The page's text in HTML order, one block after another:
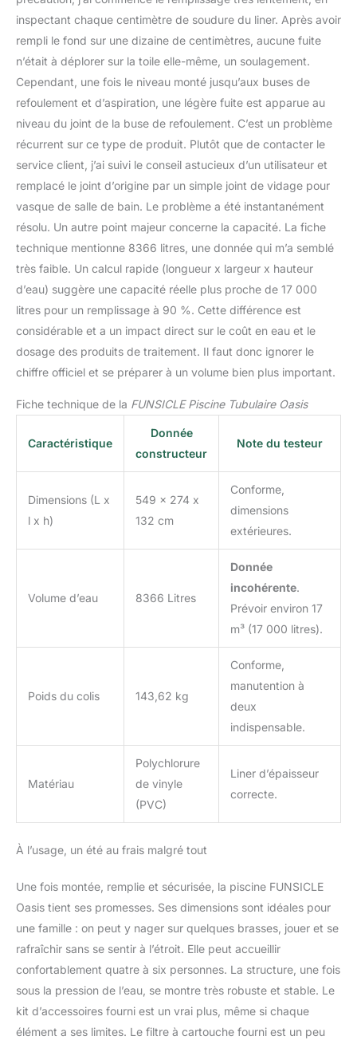
inspectant chaque centimètre de soudure du liner. Après avoir
rempli le fond sur une dizaine de centimètres, aucune fuite
n’était à déplorer sur la toile elle-même, un soulagement.
Cependant, une fois le niveau monté jusqu’aux buses de
refoulement et d’aspiration, une légère fuite est apparue au
niveau du joint de la buse de refoulement. C’est un problème
récurrent sur ce type de produit. Plutôt que de contacter le
service client, j’ai suivi le conseil astucieux d’un utilisateur et
remplacé le joint d’origine par un simple joint de vidage pour
vasque de salle de bain. Le problème a été instantanément
résolu. Un autre point majeur concerne la capacité. La fiche
technique mentionne 8366 litres, une donnée qui m’a semblé
très faible. Un calcul rapide (longueur x largeur x hauteur
d’eau) suggère une capacité réelle plus proche de 17 000
litres pour un remplissage à 90 %. Cette différence est
considérable et a un impact direct sur le coût en eau et le
dosage des produits de traitement. Il faut donc ignorer le
chiffre officiel et se préparer à un volume bien plus important.
Fiche technique de la FUNSICLE Piscine Tubulaire Oasis
Caractéristique
Donnée
constructeur
Note du testeur
Dimensions (L x
l x h)
549 x 274 x
132 cm
Conforme,
dimensions
extérieures.
Volume d’eau 8366 Litres
Donnée
incohérente.
Prévoir environ 17
m³ (17 000 litres).
Poids du colis 143,62 kg
Conforme,
manutention à
deux
indispensable.
Matériau
Polychlorure
de vinyle
(PVC)
Liner d’épaisseur
correcte.
À l’usage, un été au frais malgré tout
Une fois montée, remplie et sécurisée, la piscine FUNSICLE
Oasis tient ses promesses. Ses dimensions sont idéales pour
une famille : on peut y nager sur quelques brasses, jouer et se
rafraîchir sans se sentir à l’étroit. Elle peut accueillir
confortablement quatre à six personnes. La structure, une fois
sous la pression de l’eau, se montre très robuste et stable. Le
kit d’accessoires fourni est un vrai plus, même si chaque
élément a ses limites. Le filtre à cartouche fourni est un peu